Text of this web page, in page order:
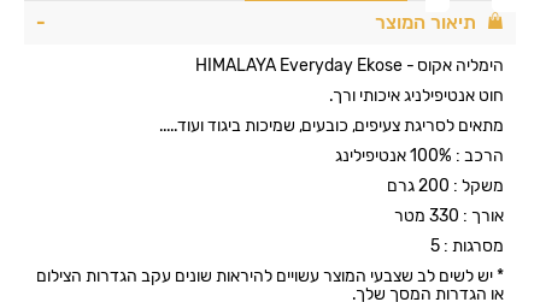
תיאור המוצר
הימליה אקוס - HIMALAYA Everyday Ekose
חוט אנטיפילניג איכותי ורך.
מתאים לסריגת צעיפים, כובעים, שמיכות ביגוד ועוד.....
הרכב : 100% אנטיפילינג
משקל : 200 גרם
אורך : 330 מטר
מסרגות : 5
* יש לשים לב שצבעי המוצר עשויים להיראות שונים עקב הגדרות הצילום
או הגדרות המסך שלך.